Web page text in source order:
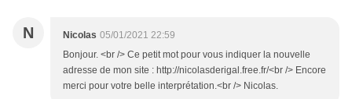
N Nicolas 05/01/2021 22:59
Bonjour. <br /> Ce petit mot pour vous indiquer la nouvelle
adresse de mon site : http://nicolasderigal.free.fr/<br /> Encore
merci pour votre belle interprétation.<br /> Nicolas.